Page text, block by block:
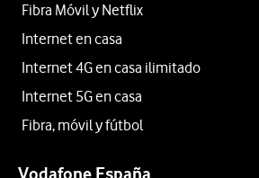
Fibra Móvil y Netflix
Internet en casa
Internet 4G en casa ilimitado
Internet 5G en casa
Fibra, móvil y fútbol